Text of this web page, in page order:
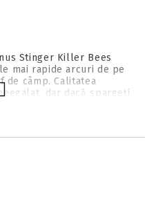
Stinger Killer Bees
mai rapide arcuri de pe
de câmp. Calitatea
dar dacă spargeți
solid de vânătoare.